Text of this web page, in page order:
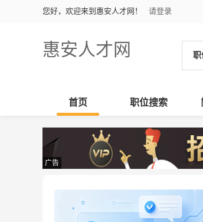
您好，欢迎来到惠安人才网！ 请登录
惠安人才网 职
首页 职位搜索
广告